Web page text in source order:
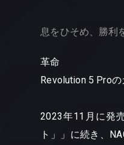
息をひそめ、勝利
革命
Revolution 5 Pro
2023年11月に発
ト」」に続き、